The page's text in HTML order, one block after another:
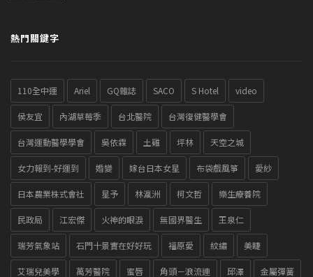
熱門關鍵字
110全中運 Ariel GQ雜誌 SACO S Hotel video
侯友宜 內湖草莓季 台北醫院 台灣復健醫學會
台灣運動醫學學會 吳依霖 土雞 坪林 天空之城
女力報到-好運到 婚變 嫁台日本女星 布袋戲風箏 愛紗
日本農業株式會社 星予 林瀛洲 柯文哲 樂生療養院
民政局 江宏傑 火神的眼淚 無國界醫生 王泉仁
瑞芳氣象站 石門十景實在好好玩 福原愛 紋繡 美睫
艾瑞兒美學 萬芳醫院 蜜唇 角頭－浪流連 邱澤 金屬彈簧